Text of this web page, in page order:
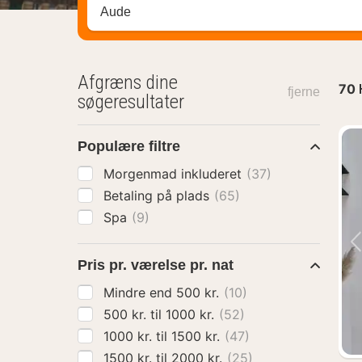
Søg efter destination ...
70
Afgræns dine
søgeresultater
fjerne
Populære filtre
Morgenmad inkluderet (37)
Betaling på plads (65)
Spa (9)
Pris pr. værelse pr. nat
Mindre end 500 kr. (10)
500 kr. til 1000 kr. (52)
1000 kr. til 1500 kr. (47)
1500 kr. til 2000 kr. (25)